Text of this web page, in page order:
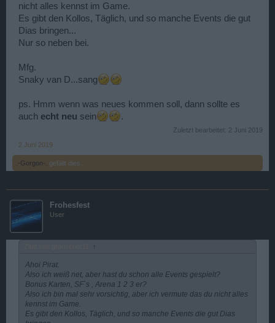
nicht alles kennst im Game.
Es gibt den Kollos, Täglich, und so manche Events die gut
Dias bringen...
Nur so neben bei.
Mfg.
Snaky van D...sang
ps. Hmm wenn was neues kommen soll, dann sollte es
auch echt neu sein .
Zuletzt bearbeitet: 2 Juni 2019
2 Juni 2019
.-Gorgon-. gefällt dies.
Frohesfest
User
↑
Ahoi Pirat.
Also ich weiß net, aber hast du schon alle Events gespielt?
Bonus Karten, SF`s , Arena 1 2 3 er?
Also ich bin mal sehr vorsichtig, aber ich vermute das du nicht alles
kennst im Game.
Es gibt den Kollos, Täglich, und so manche Events die gut Dias